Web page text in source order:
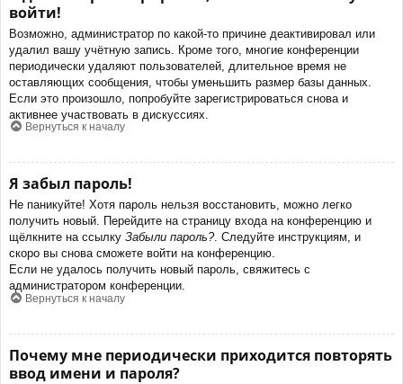
войти!
Возможно, администратор по какой-то причине деактивировал или
удалил вашу учётную запись. Кроме того, многие конференции
периодически удаляют пользователей, длительное время не
оставляющих сообщения, чтобы уменьшить размер базы данных.
Если это произошло, попробуйте зарегистрироваться снова и
активнее участвовать в дискуссиях.
Вернуться к началу
Я забыл пароль!
Не паникуйте! Хотя пароль нельзя восстановить, можно легко
получить новый. Перейдите на страницу входа на конференцию и
щёлкните на ссылку Забыли пароль?. Следуйте инструкциям, и
скоро вы снова сможете войти на конференцию.
Если не удалось получить новый пароль, свяжитесь с
администратором конференции.
Вернуться к началу
Почему мне периодически приходится повторять
ввод имени и пароля?